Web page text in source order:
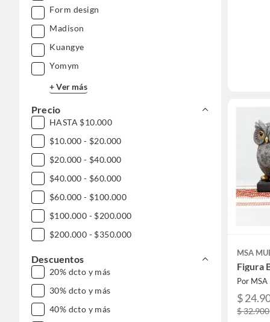
Form design
Madison
Kuangye
Yomym
+ Ver más
Precio
HASTA $10.000
$10.000 - $20.000
$20.000 - $40.000
$40.000 - $60.000
$60.000 - $100.000
$100.000 - $200.000
$200.000 - $350.000
Descuentos
20% dcto y más
30% dcto y más
40% dcto y más
MSA
Figura
Por MSA
$
$ 32.900